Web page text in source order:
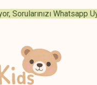
Whatsapp